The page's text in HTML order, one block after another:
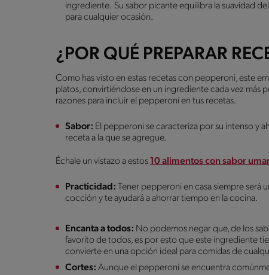
ingrediente. Su sabor picante equilibra la suavidad
para cualquier ocasión.
¿POR QUÉ PREPARAR
Como has visto en estas recetas con pepperoni, este
platos, convirtiéndose en un ingrediente cada vez más
razones para incluir el pepperoni en tus recetas.
Sabor: El pepperoni se caracteriza por su intenso y
receta a la que se agregue.
Échale un vistazo a estos10 alimentos con sabor
Practicidad: Tener pepperoni en casa siempre será
cocción y te ayudará a ahorrar tiempo en la cocina.
Encanta a todos: No podemos negar que, de los
favorito de todos, es por esto que este ingrediente
convierte en una opción ideal para comidas de
Cortes: Aunque el pepperoni se encuentra